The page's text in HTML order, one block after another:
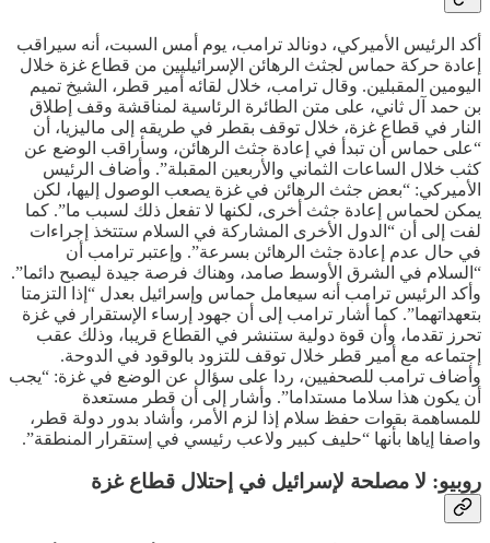
أكد الرئيس الأميركي، دونالد ترامب، يوم أمس السبت، أنه سيراقب
إعادة حركة حماس لجثث الرهائن الإسرائيليين من قطاع غزة خلال
اليومين المقبلين. وقال ترامب، خلال لقائه أمير قطر، الشيخ تميم
بن حمد آل ثاني، على متن الطائرة الرئاسية لمناقشة وقف إطلاق
النار في قطاع غزة، خلال توقف بقطر في طريقه إلى ماليزيا، أن
“على حماس أن تبدأ في إعادة جثث الرهائن، وسأراقب الوضع عن
كثب خلال الساعات الثماني والأربعين المقبلة”. وأضاف الرئيس
الأميركي: “بعض جثث الرهائن في غزة يصعب الوصول إليها، لكن
يمكن لحماس إعادة جثث أخرى، لكنها لا تفعل ذلك لسبب ما”. كما
لفت إلى أن “الدول الأخرى المشاركة في السلام ستتخذ إجراءات
في حال عدم إعادة جثث الرهائن بسرعة”. وإعتبر ترامب أن
“السلام في الشرق الأوسط صامد، وهناك فرصة جيدة ليصبح دائما”.
وأكد الرئيس ترامب أنه سيعامل حماس وإسرائيل بعدل “إذا التزمتا
بتعهداتهما”. كما أشار ترامب إلى أن جهود إرساء الإستقرار في غزة
تحرز تقدما، وأن قوة دولية ستنشر في القطاع قريبا، وذلك عقب
إجتماعه مع أمير قطر خلال توقف للتزود بالوقود في الدوحة.
وأضاف ترامب للصحفيين، ردا على سؤال عن الوضع في غزة: “يجب
أن يكون هذا سلاما مستداما”. وأشار إلى أن قطر مستعدة
للمساهمة بقوات حفظ سلام إذا لزم الأمر، وأشاد بدور دولة قطر،
واصفا إياها بأنها “حليف كبير ولاعب رئيسي في إستقرار المنطقة”.
روبيو: لا مصلحة لإسرائيل في إحتلال قطاع غزة